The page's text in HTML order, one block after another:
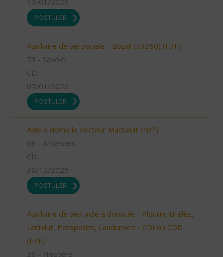
13/01/2026
POSTULER
Auxiliaire de vie sociale - Bozel (73350) (H/F)
73 - Savoie
CDI
07/01/2026
POSTULER
Aide à domicile secteur Machault (H/F)
08 - Ardennes
CDI
30/12/2025
POSTULER
Auxiliaire de vie/ aide à domicile - Plourin, Brélès,
Lanildut, Porspoder, Landunvez - CDI ou CDD
(H/F)
29 - Finistère